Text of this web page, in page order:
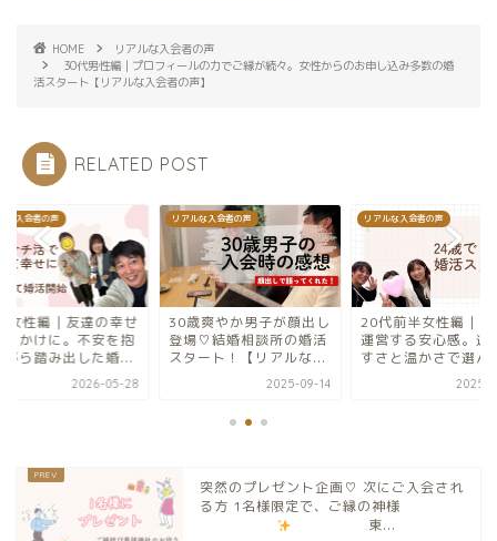
HOME
リアルな入会者の声
30代男性編｜プロフィールの力でご縁が続々。女性からのお申し込み多数の婚
活スタート【リアルな入会者の声】
RELATED POST
の幸せ
を抱
婚...
30歳爽やか男子が顔出し
登場♡結婚相談所の婚活
スタート！【リアルな...
リアルな入会者の声
20代前半女性編｜夫婦で
運営する安心感。通いや
すさと温かさで選んだ...
30代
がき
えな
突然のプレゼント企画♡ 次にご入会され
る方 1名様限定で、ご縁の神様
東...